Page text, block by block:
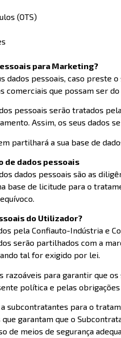
(OTS)
para Marketing?
dados pessoais, caso
que possam ser
pessoais serão tratados
Assim, os seus
partilhará a sua base de
de dados pessoais
dados pessoais são as
base de licitude para o
do Utilizador?
pela Confiauto-Indústria e
serão partilhados com a
tal for exigido por lei.
razoáveis para garantir que
política e pelas obrigações
subcontratantes para o
garantam que o
de meios de segurança